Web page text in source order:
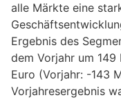
alle Märkte eine
Ergebnis des
dem Vorjahr um
Euro (Vorjahr: -143
Vorjahresergebnis